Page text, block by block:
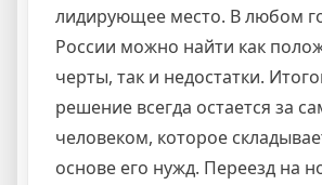
лидирующее место. В любом
России можно найти как
черты, так и недостатки.
решение всегда остается за
человеком, которое
основе его нужд. Переезд на